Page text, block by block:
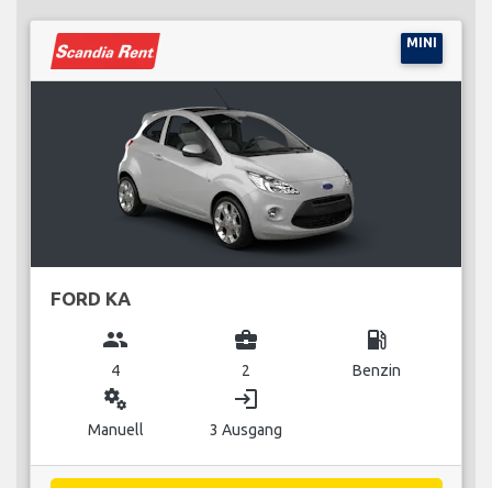
MINI
FORD KA
group
4
business_center
2
local_gas_station
Benzin
miscellaneous_services
Manuell
login
3 Ausgang